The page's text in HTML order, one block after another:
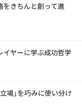
をきちんと創って進
イヤーに学ぶ成功哲学
場」を巧みに使い分け